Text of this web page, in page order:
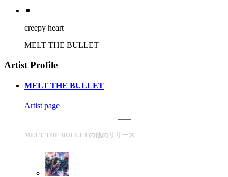
⚫︎
creepy heart
MELT THE BULLET
Artist Profile
MELT THE BULLET
Artist page
MELT THE BULLETの他のリリース